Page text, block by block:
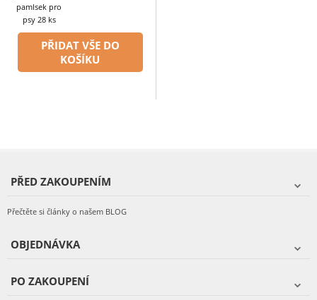
pamlsek pro
psy 28 ks
PŘIDAT VŠE DO
KOŠÍKU
PŘED ZAKOUPENÍM
Přečtěte si články o našem BLOG
OBJEDNÁVKA
PO ZAKOUPENÍ